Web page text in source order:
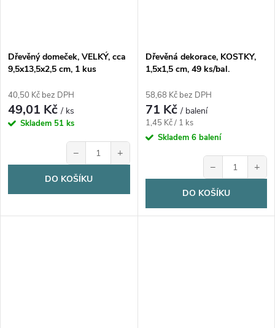
Dřevěný domeček, VELKÝ, cca
9,5x13,5x2,5 cm, 1 kus
40,50 Kč bez DPH
49,01 Kč/ ks
Skladem 51 ks
− +
DO KOŠÍKU
Dřevěná dekorace, KOSTKY,
1,5x1,5 cm, 49 ks/bal.
58,68 Kč bez DPH
71 Kč/ balení
Měrná
cena:
1,45 Kč / 1 ks
Skladem 6 balení
− +
DO KOŠÍKU